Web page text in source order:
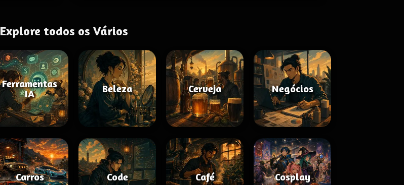
Explore todos os Vários
Ferramentas
IA
Beleza Cerveja Negócios
Carros Code Café Cosplay